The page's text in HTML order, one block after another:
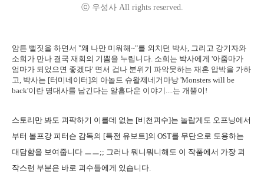
ⓒ 우성사 All rights reserved.
암튼 뻘짓을 하면서 "왜 나만 미워해~"를 외치던 박사, 그리고 강기자와
소희가 만나 결국 재회의 기쁨을 누립니다. 소희는 박사에게 '아줌마가
엄마가 되었으면 좋겠다' 면서 겁나 분위기 파악못하는 재혼 압박을 가하
고, 박사는 [터미네이터]의 아놀드 슈왈제네거마냥 'Monsters will be
back'이란 명대사를 남긴다는 알흠다운 이야기....는 개뿔이!
스토리만 봐도 괴팍하기 이를데 없는 [비천괴수]는 놀랍게도 오프닝에서
부터 볼프강 피터슨 감독의 [특전 유보트]의 OST를 무단으로 도용하는
대담함을 보여줍니다 ㅡㅡ;; 그러나 뭐니뭐니해도 이 작품에서 가장 괴
작스런 부분은 바로 괴수들에게 있습니다.